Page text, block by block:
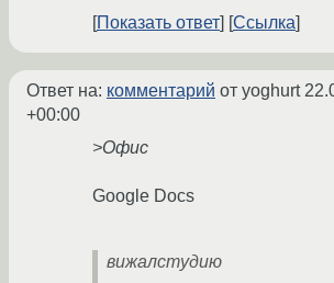
Показать ответ
Ссылка
Ответ на: комментарий от yoghurt
+00:00
>Офис
Google Docs
вижалстудию